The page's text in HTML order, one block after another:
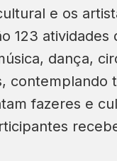
e os
123
dança,
contemplando
fazeres e